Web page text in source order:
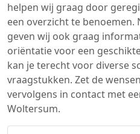
helpen wij graag door
een overzicht te benoemen.
geven wij ook graag
oriëntatie voor een
kan je terecht voor diverse
vraagstukken. Zet de
vervolgens in contact met
Woltersum.